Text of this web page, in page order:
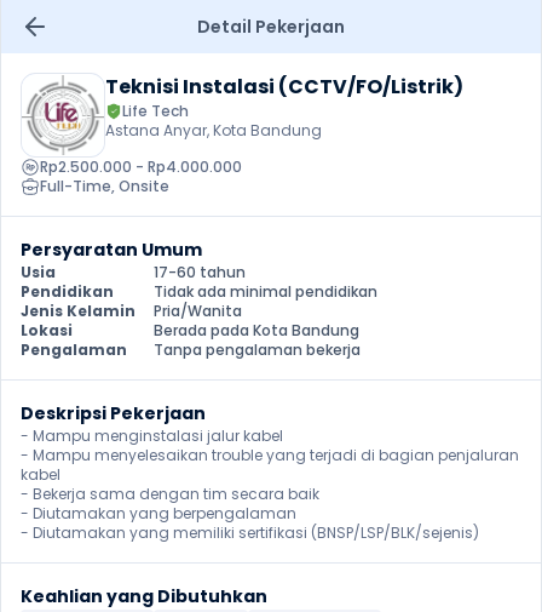
Detail Pekerjaan
Teknisi Instalasi (CCTV/FO/Listrik)
Life Tech
Astana Anyar, Kota Bandung
Rp2.500.000 - Rp4.000.000
Full-Time, Onsite
Persyaratan Umum
Usia
17-60 tahun
Pendidikan
Tidak ada minimal pendidikan
Jenis Kelamin
Pria/Wanita
Lokasi
Berada pada Kota Bandung
Pengalaman
Tanpa pengalaman bekerja
Deskripsi Pekerjaan
- Mampu menginstalasi jalur kabel
- Mampu menyelesaikan trouble yang terjadi di bagian penjaluran
kabel
- Bekerja sama dengan tim secara baik
- Diutamakan yang berpengalaman
- Diutamakan yang memiliki sertifikasi (BNSP/LSP/BLK/sejenis)
Keahlian yang Dibutuhkan